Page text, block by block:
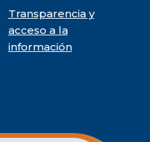
Transparencia y
acceso a la
información